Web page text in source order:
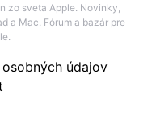
zo sveta Apple. Novinky,
a Mac. Fórum a bazár pre
údajov